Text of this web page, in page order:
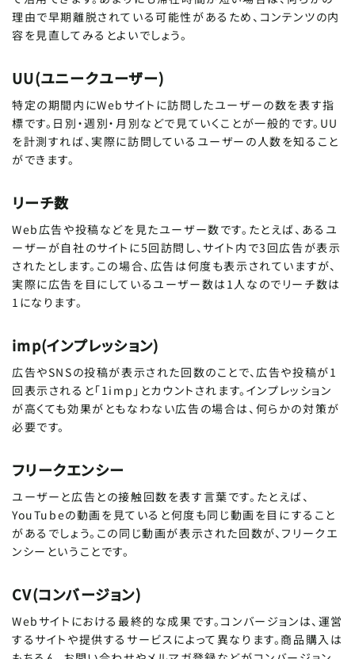
理由で早期離脱されている可能性があるため、コンテンツの内
容を見直してみるとよいでしょう。
UU(ユニークユーザー)
特定の期間内にWebサイトに訪問したユーザーの数を表す指
標です。日別・週別・月別などで見ていくことが一般的です。UU
を計測すれば、実際に訪問しているユーザーの人数を知ること
ができます。
リーチ数
Web広告や投稿などを見たユーザー数です。たとえば、あるユ
ーザーが自社のサイトに5回訪問し、サイト内で3回広告が表示
されたとします。この場合、広告は何度も表示されていますが、
実際に広告を目にしているユーザー数は1人なのでリーチ数は
1になります。
imp(インプレッション)
広告やSNSの投稿が表示された回数のことで、広告や投稿が1
回表示されると「1imp」とカウントされます。インプレッション
が高くても効果がともなわない広告の場合は、何らかの対策が
必要です。
フリークエンシー
ユーザーと広告との接触回数を表す言葉です。たとえば、
YouTubeの動画を見ていると何度も同じ動画を目にすること
があるでしょう。この同じ動画が表示された回数が、フリークエ
ンシーということです。
CV(コンバージョン)
Webサイトにおける最終的な成果です。コンバージョンは、運営
するサイトや提供するサービスによって異なります。商品購入は